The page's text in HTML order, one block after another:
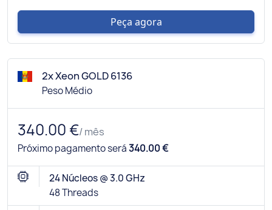
Peça agora
2x Xeon GOLD 6136
Peso Médio
340.00 €/ mês
Próximo pagamento será340.00 €
24 Núcleos @ 3.0 GHz
48 Threads